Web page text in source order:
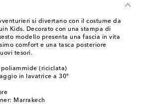
si divertano con il costume da
Kids. Decorato con una stampa di
modello presenta una fascia in vita
comfort e una tasca posteriore
tesori.
poliammide (riciclata)
in lavatrice a 30°
Marrakech